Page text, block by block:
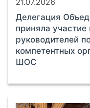
Делегация
приняла
руководителей
компетентных
ШОС